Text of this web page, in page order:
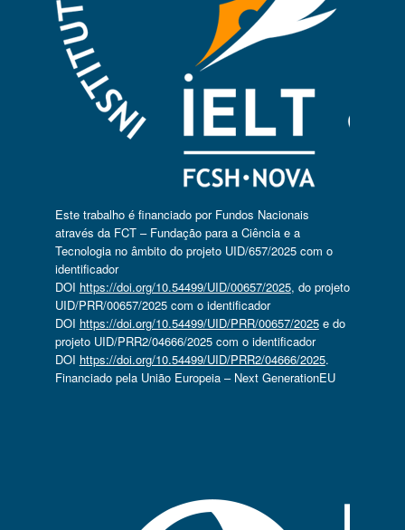
Este trabalho é financiado por Fundos Nacionais
através da FCT – Fundação para a Ciência e a
Tecnologia no âmbito do projeto UID/657/2025 com o
identificador
DOI https://doi.org/10.54499/UID/00657/2025, do projeto
UID/PRR/00657/2025 com o identificador
DOI https://doi.org/10.54499/UID/PRR/00657/2025e do
projeto UID/PRR2/04666/2025 com o identificador
DOI https://doi.org/10.54499/UID/PRR2/04666/2025.
Financiado pela União Europeia – Next GenerationEU